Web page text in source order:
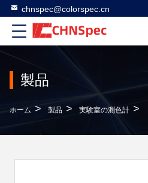
chnspec@colorspec.cn
製品
ホーム > 製品 > 実験室の測色計 >